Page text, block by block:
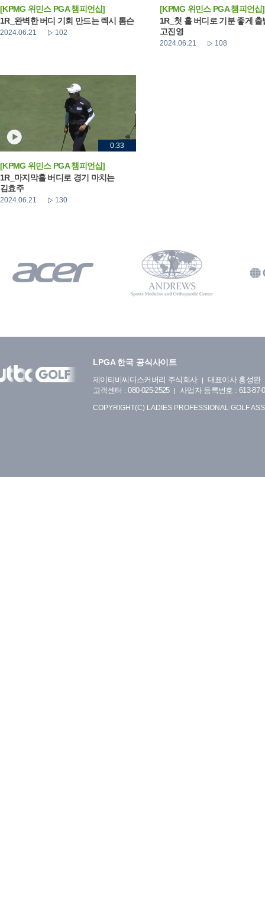
[KPMG 위민스 PGA 챔피언십]
1R_완벽한 버디 기회 만드는 렉시 톰슨
2024.06.21 102
[KPMG 위민스 PGA 챔피언십]
1R_첫 홀 버디로 기분 좋게 출
고진영
2024.06.21 108
0:33
[KPMG 위민스 PGA 챔피언십]
1R_마지막홀 버디로 경기 마치는
김효주
2024.06.21 130
LPGA 한국 공식사이트
제이티비씨디스커버리 주식회사
대표이사 홍성완
고객센터 : 080-025-2525
사업자 등록번호 : 613-87-
COPYRIGHT(C) LADIES PROFESSIONAL GOLF